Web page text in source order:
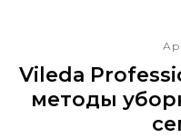
Vileda
методы